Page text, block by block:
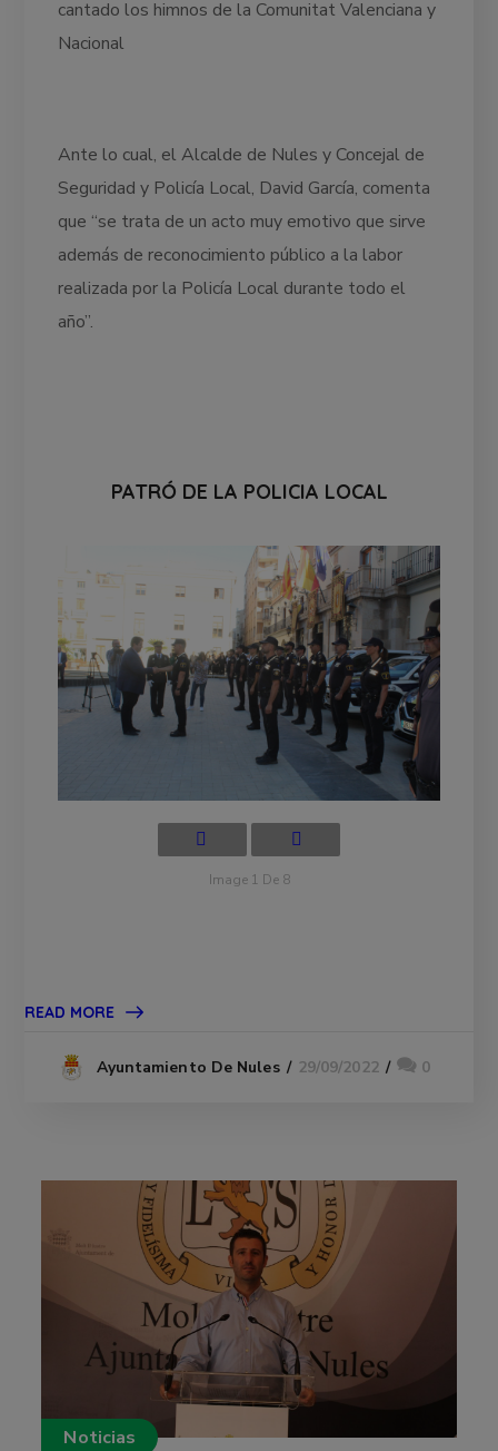
cantado los himnos de la Comunitat Valenciana y
Nacional
Ante lo cual, el Alcalde de Nules y Concejal de
Seguridad y Policía Local, David García, comenta
que “se trata de un acto muy emotivo que sirve
además de reconocimiento público a la labor
realizada por la Policía Local durante todo el
año”.
PATRÓ DE LA POLICIA LOCAL
Image 1 De 8
READ MORE
Ayuntamiento De Nules 29/09/2022 0
Noticias